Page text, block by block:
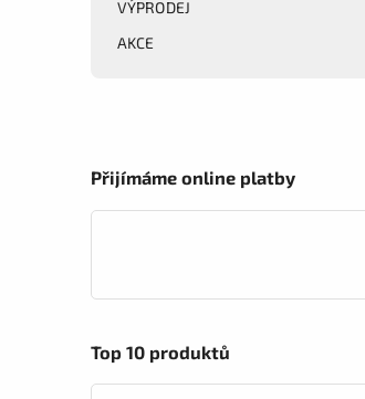
VÝPRODEJ
AKCE
Přijímáme online platby
Top 10 produktů